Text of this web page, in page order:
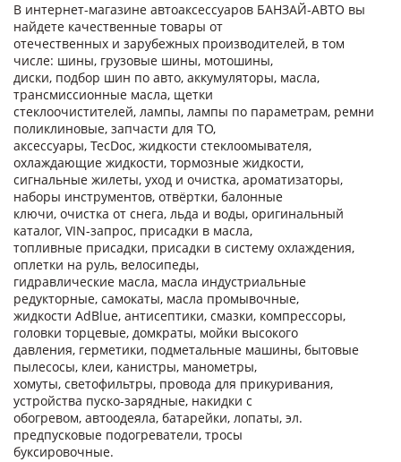
В интернет-магазине автоаксессуаров БАНЗАЙ-АВТО вы
найдете качественные товары от
отечественных и зарубежных производителей, в том
числе: шины, грузовые шины, мотошины,
диски, подбор шин по авто, аккумуляторы, масла,
трансмиссионные масла, щетки
стеклоочистителей, лампы, лампы по параметрам, ремни
поликлиновые, запчасти для ТО,
аксессуары, TecDoc, жидкости стеклоомывателя,
охлаждающие жидкости, тормозные жидкости,
сигнальные жилеты, уход и очистка, ароматизаторы,
наборы инструментов, отвёртки, балонные
ключи, очистка от снега, льда и воды, оригинальный
каталог, VIN-запрос, присадки в масла,
топливные присадки, присадки в систему охлаждения,
оплетки на руль, велосипеды,
гидравлические масла, масла индустриальные
редукторные, самокаты, масла промывочные,
жидкости AdBlue, антисептики, смазки, компрессоры,
головки торцевые, домкраты, мойки высокого
давления, герметики, подметальные машины, бытовые
пылесосы, клеи, канистры, манометры,
хомуты, светофильтры, провода для прикуривания,
устройства пуско-зарядные, накидки с
обогревом, автоодеяла, батарейки, лопаты, эл.
предпусковые подогреватели, тросы
буксировочные.